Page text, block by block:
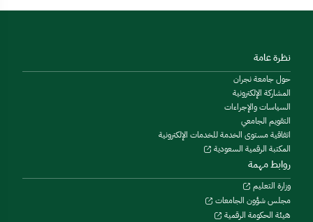
نظرة عامة
حول جامعة نجران
المشاركة الإلكترونية
السياسات والإجراءات
التقويم الجامعي
اتفاقية مستوى الخدمة للخدمات الإلكترونية
المكتبة الرقمية السعودية
روابط مهمة
وزارة التعليم
مجلس شؤون الجامعات
هيئة الحكومة الرقمية